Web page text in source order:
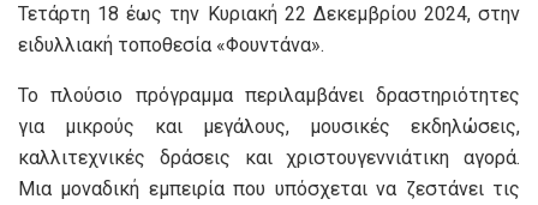
Τετάρτη 18 έως την Κυριακή 22 Δεκεμβρίου 2024, στην
ειδυλλιακή τοποθεσία «Φουντάνα».
Το πλούσιο πρόγραμμα περιλαμβάνει δραστηριότητες
για μικρούς και μεγάλους, μουσικές εκδηλώσεις,
καλλιτεχνικές δράσεις και χριστουγεννιάτικη αγορά.
Μια μοναδική εμπειρία που υπόσχεται να ζεστάνει τις